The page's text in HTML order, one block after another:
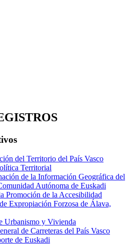
del Territorio del País Vasco
Territorial
de la Información Geográfica del
Autónoma de Euskadi
Promoción de la Accesibilidad
Expropiación Forzosa de Álava,
Urbanismo y Vivienda
de Carreteras del País Vasco
de Euskadi